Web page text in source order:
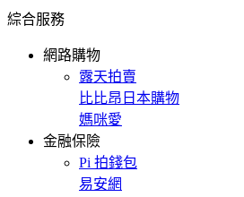
綜合服務
網路購物
露天拍賣
比比昂日本購物
媽咪愛
金融保險
Pi 拍錢包
易安網